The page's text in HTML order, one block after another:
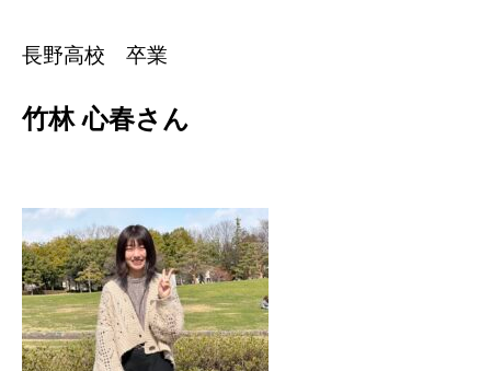
長野高校 卒業
竹林 心春さん